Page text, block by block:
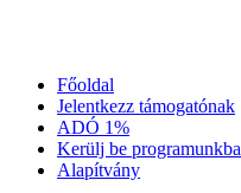
Főoldal
Jelentkezz támogatónak
ADÓ 1%
Kerülj be programunkba
Alapítvány